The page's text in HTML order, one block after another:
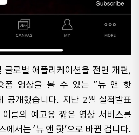
글로벌 애플리케이션을 전면 개편,
폼 영상을 볼 수 있는 "뉴 앤 핫
개했습니다. 지난 2월 실적발표
름의 예고용 짧은 영상 서비스를
에서는 '뉴 앤 핫'으로 바뀐 겁니다.